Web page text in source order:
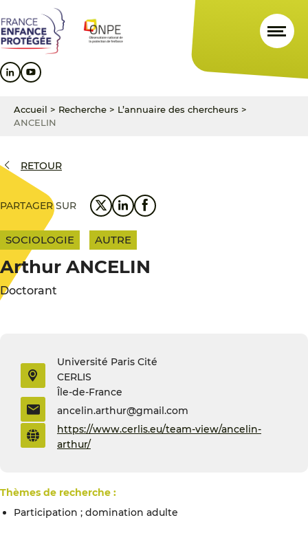
au
contenu
principal
au
menu
principal
au
pied
de
Accueil > Recherche > L’annuaire des chercheurs >
ANCELIN
RETOUR
PARTAGER SUR
SOCIOLOGIE AUTRE
Arthur ANCELIN
Doctorant
Université Paris Cité
CERLIS
Île-de-France
ancelin.arthur@gmail.com
https://www.cerlis.eu/team-view/ancelin-
arthur/
Thèmes de recherche :
participation ; domination adulte